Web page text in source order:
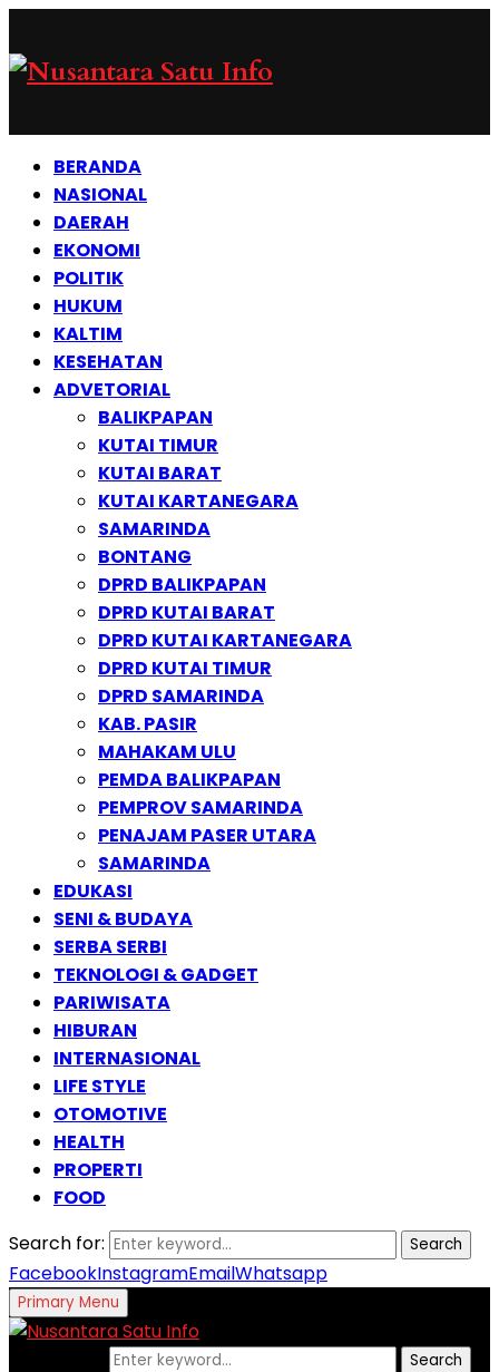
BERANDA
NASIONAL
DAERAH
EKONOMI
POLITIK
HUKUM
KALTIM
KESEHATAN
ADVETORIAL
BALIKPAPAN
KUTAI TIMUR
KUTAI BARAT
KUTAI KARTANEGARA
SAMARINDA
BONTANG
DPRD BALIKPAPAN
DPRD KUTAI BARAT
DPRD KUTAI KARTANEGARA
DPRD KUTAI TIMUR
DPRD SAMARINDA
KAB. PASIR
MAHAKAM ULU
PEMDA BALIKPAPAN
PEMPROV SAMARINDA
PENAJAM PASER UTARA
SAMARINDA
EDUKASI
SENI & BUDAYA
SERBA SERBI
TEKNOLOGI & GADGET
PARIWISATA
HIBURAN
INTERNASIONAL
LIFE STYLE
OTOMOTIVE
HEALTH
PROPERTI
FOOD
Search for:
Search
FacebookInstagramEmailWhatsapp
Primary Menu
Search